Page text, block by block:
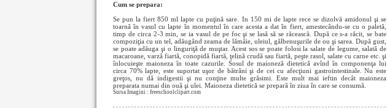
Cum se prepara:
Se pun la fiert 850 ml lapte cu puţină sare. In 150 mi de lapte rece se dizolvă amidonul şi se
toarnă în vasul cu lapte în momentul în care acesta a dat în fiert, amestecându-se cu o paletă,
timp de circa 2-3 min, se ia vasul de pe foc şi se lasă să se răcească. După ce s-a răcit, se bate
compoziţia cu un tel, adăugând zeama de lămâie, uleiul, gălbenuşurile de ou şi sarea. După gust,
se poate adăuga şi o linguriţă de muştar. Acest sos se poate folosi la salate de legume, salată de
macaroane, varză fiartă, conopidă fiartă, ţelină crudă sau fiartă, peşte rasol, salate cu carne etc. şi
înlocuieşte maioneza în toate cazurile. Sosul de maioneză dietetică avînd în componenţa lui
circa 70% lapte, este suportat uşor de bătrâni şi de cei cu afecţiuni gastrointestinale. Nu este
greţos, nu dă indigestii şi nu conţine multe grăsimi. Este mult mai ieftin decât maioneza
preparata numai din ouă şi ulei. Maioneza dietetică se prepară în ziua în care se consumă.
Sursa Imagini : freeschoolclipart.com